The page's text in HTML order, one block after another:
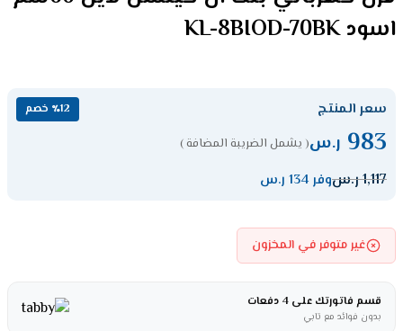
اسود KL-8BIOD-70BK
سعر المنتج ٪12 خصم
983 ر.س( يشمل الضريبة المضافة )
1,117ر.سوفر 134 ر.س
غير متوفر في المخزون
قسم فاتورتك على 4 دفعات
بدون فوائد مع تابي